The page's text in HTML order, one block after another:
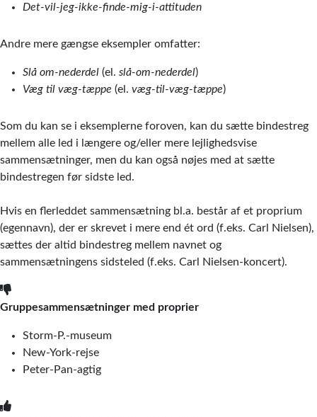
Det-vil-jeg-ikke-finde-mig-i-attituden
Andre mere gængse eksempler omfatter:
Slå om-nederdel (el. slå-om-nederdel)
Væg til væg-tæppe (el. væg-til-væg-tæppe)
Som du kan se i eksemplerne foroven, kan du sætte bindestreg
mellem alle led i længere og/eller mere lejlighedsvise
sammensætninger, men du kan også nøjes med at sætte
bindestregen før sidste led.
Hvis en flerleddet sammensætning bl.a. består af et proprium
(egennavn), der er skrevet i mere end ét ord (f.eks. Carl Nielsen),
sættes der altid bindestreg mellem navnet og
sammensætningens sidsteled (f.eks. Carl Nielsen-koncert).
Gruppesammensætninger med proprier
Storm-P.-museum
New-York-rejse
Peter-Pan-agtig